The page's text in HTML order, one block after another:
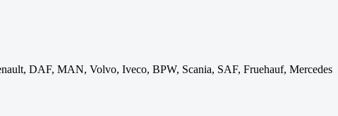
DAF, MAN, Volvo, Iveco, BPW, Scania, SAF, Fruehauf, Mercedes